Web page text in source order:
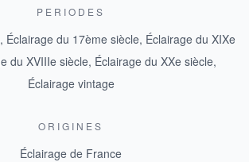
PERIODES
, Éclairage du 17ème siècle, Éclairage du XIXe
du XVIIIe siècle, Éclairage du XXe siècle,
Éclairage vintage
ORIGINES
Éclairage de France